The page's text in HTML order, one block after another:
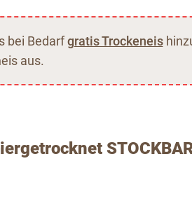
bei Bedarfgratis Trockeneis
aus.